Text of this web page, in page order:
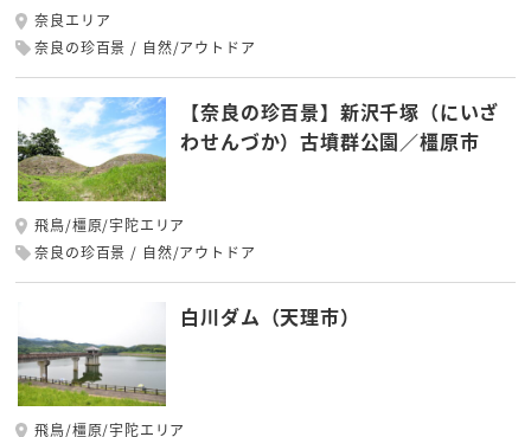
奈良エリア
奈良の珍百景
自然/アウトドア
【奈良の珍百景】新沢千塚（にいざ
わせんづか）古墳群公園／橿原市
飛鳥/橿原/宇陀エリア
奈良の珍百景
自然/アウトドア
白川ダム（天理市）
飛鳥/橿原/宇陀エリア